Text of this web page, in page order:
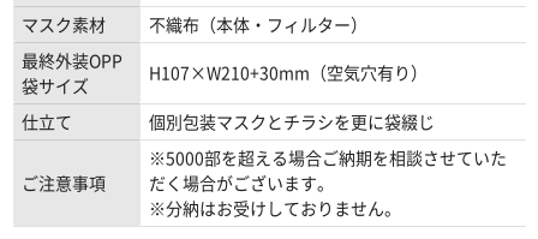
マスク素材
不織布（本体・フィルター）
最終外装OPP
袋サイズ
H107×W210+30mm（空気穴有り）
仕立て 個別包装マスクとチラシを更に袋綴じ
ご注意事項
※5000部を超える場合ご納期を相談させていた
だく場合がございます。
※分納はお受けしておりません。